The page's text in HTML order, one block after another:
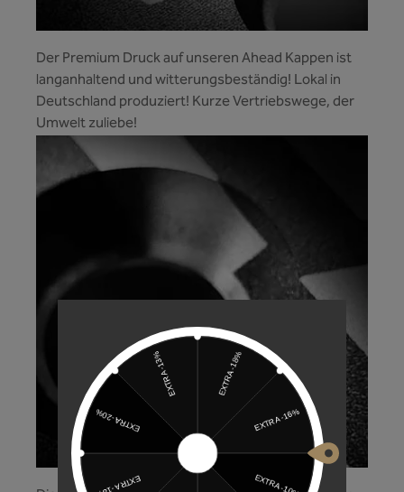
Der Premium Druck auf unseren Ahead Kappen ist
langanhaltend und witterungsbeständig! Lokal in
Deutschland produziert! Kurze Vertriebswege, der
Umwelt zuliebe!